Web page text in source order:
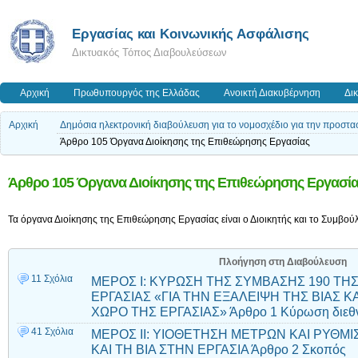
Εργασίας και Κοινωνικής Ασφάλισης
Δικτυακός Τόπος Διαβουλεύσεων
Αρχική Πρωθυπουργός της Ελλάδας Ανοικτή Διακυβέρνηση
Αρχική
Δημόσια ηλεκτρονική διαβούλευση για το νομοσχέδιο για την
Άρθρο 105 Όργανα Διοίκησης της Επιθεώρησης Εργασίας
Άρθρο 105 Όργανα Διοίκησης της Επιθεώρησης
Τα όργανα Διοίκησης της Επιθεώρησης Εργασίας είναι ο Διοικητής και το
Πλοήγηση στη Διαβούλευση
11 Σχόλια
ΜΕΡΟΣ I: ΚΥΡΩΣΗ ΤΗΣ ΣΥΜΒΑΣΗΣ 190
ΕΡΓΑΣΙΑΣ «ΓΙΑ ΤΗΝ ΕΞΑΛΕΙΨΗ ΤΗΣ
ΧΩΡΟ ΤΗΣ ΕΡΓΑΣΙΑΣ» Άρθρο 1 Κύρωση
41 Σχόλια
ΜΕΡΟΣ ΙΙ: ΥΙΟΘΕΤΗΣΗ ΜΕΤΡΩΝ ΚΑΙ
ΚΑΙ ΤΗ ΒΙΑ ΣΤΗΝ ΕΡΓΑΣΙΑ Άρθρο 2 Σκοπός